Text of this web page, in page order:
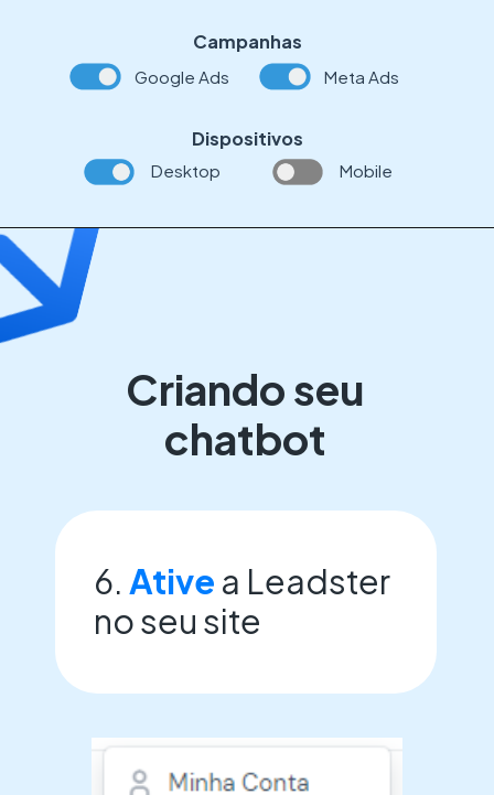
Desktop Mobile
Google Ads Meta Ads
Campanhas
Dispositivos
Criando seu
chatbot
6. Ative a Leadster
no seu site